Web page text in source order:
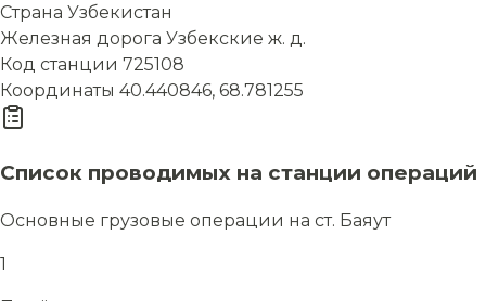
Страна Узбекистан
Железная дорога Узбекские ж. д.
Код станции 725108
Координаты 40.440846, 68.781255
Список проводимых на станции операций
Основные грузовые операции на ст. Баяут
1